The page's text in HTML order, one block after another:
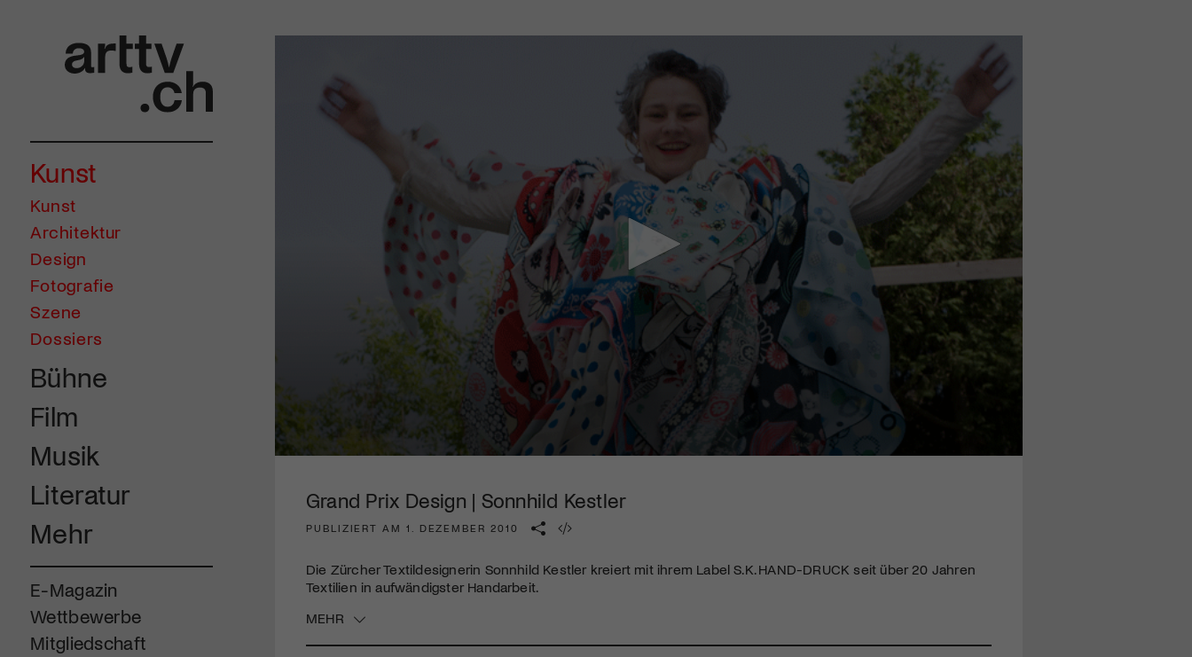
Kunst
Kunst
Architektur
Design
Fotografie
Szene
Dossiers
Bühne
Film
Musik
Literatur
Mehr
E-Magazin
Wettbewerbe
Mitgliedschaft
Grand Prix Design | Sonnhild Kestler
PUBLIZIERT AM 1. DEZEMBER 2010
Die Zürcher Textildesignerin Sonnhild Kestler kreiert mit ihrem Label S.K.HAND-DRUCK seit über 20 Jahren
Textilien in aufwändigster Handarbeit.
MEHR
Mach mit: «Be Part of the Art»!
Engagiere dich als Kulturliebhaber:in, Kulturschaffende(r) oder
Kulturinstitution und unterstütze unsere Arbeit.
Mit deiner Mitgliedschaft erhältst du kostenlosen Zugang zu
diversen Kulturevents.
Jetzt Mitglied werden